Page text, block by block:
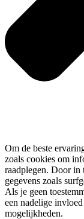
Om de beste
zoals cookies om
raadplegen. Door in
gegevens zoals
Als je geen
een nadelige
mogelijkheden.